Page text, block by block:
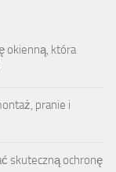
okienną, która
pranie i
skuteczną ochronę